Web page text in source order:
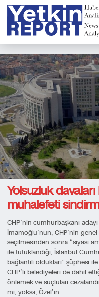
Yolsuzluk
muhalefeti
CHP’nin cumhurbaşkanı
İmamoğlu’nun, CHP’nin genel
seçilmesinden sonra “siyasi
ile tutuklandığı, İstanbul
bağlantılı oldukları” şüphesi
CHP’li belediyeleri de dahil
önlemek ve suçluları
mı, yoksa, Özel’in